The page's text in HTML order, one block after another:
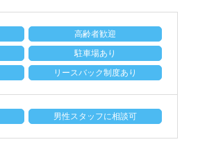
高齢者歓迎
駐車場あり
リースバック制度あり
男性スタッフに相談可